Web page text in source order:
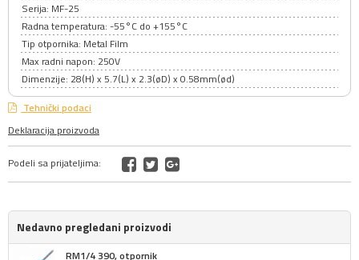
Serija: MF-25
Radna temperatura: -55°C do +155°C
Tip otpornika: Metal Film
Max radni napon: 250V
Dimenzije: 28(H) x 5.7(L) x 2.3(øD) x 0.58mm(ød)
Tehnički podaci
Deklaracija proizvoda
Podeli sa prijateljima:
Nedavno pregledani proizvodi
RM1/4 390, otpornik